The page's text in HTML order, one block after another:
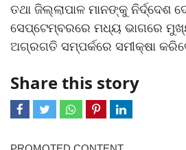
ତଥା ଜିଲ୍ଲାପାଳ ମାନଙ୍କୁ ନିର୍ଦ୍ଦେଶ
ସେପ୍ଟେମ୍ବରରେ ମଧ୍ୟ ଭାଗରେ
ଅଗ୍ରଗତି ସମ୍ପର୍କରେ ସମୀକ୍ଷା
Share this story